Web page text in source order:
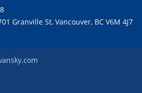
Granville St, Vancouver, BC V6M 4J7